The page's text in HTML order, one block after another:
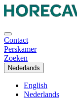
Contact
Perskamer
Zoeken
Nederlands
English
Nederlands